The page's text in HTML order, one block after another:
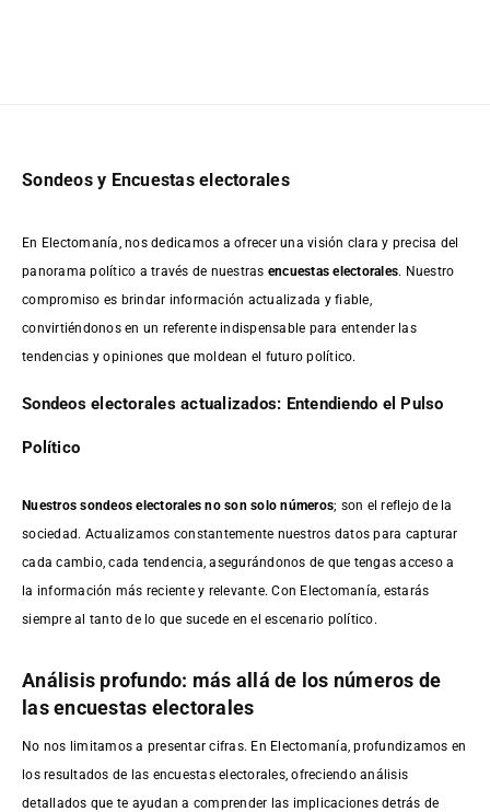
Sondeos y Encuestas electorales
En Electomanía, nos dedicamos a ofrecer una visión clara y precisa del
panorama político a través de nuestras encuestas electorales. Nuestro
compromiso es brindar información actualizada y fiable,
convirtiéndonos en un referente indispensable para entender las
tendencias y opiniones que moldean el futuro político.
Sondeos electorales actualizados: Entendiendo el Pulso
Político
Nuestros sondeos electorales no son solo números; son el reflejo de la
sociedad. Actualizamos constantemente nuestros datos para capturar
cada cambio, cada tendencia, asegurándonos de que tengas acceso a
la información más reciente y relevante. Con Electomanía, estarás
siempre al tanto de lo que sucede en el escenario político.
Análisis profundo: más allá de los números de
las encuestas electorales
No nos limitamos a presentar cifras. En Electomanía, profundizamos en
los resultados de las encuestas electorales, ofreciendo análisis
detallados que te ayudan a comprender las implicaciones detrás de